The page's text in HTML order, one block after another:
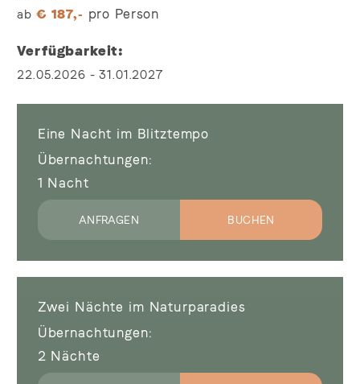
ab € 187,- pro Person
Verfügbarkeit
22.05.2026 -31.01.2027
Eine Nacht im Blitztempo
Übernachtungen
1 Nacht
BUCHEN
ANFRAGEN
Zwei Nächte im Naturparadies
Übernachtungen
2 Nächte